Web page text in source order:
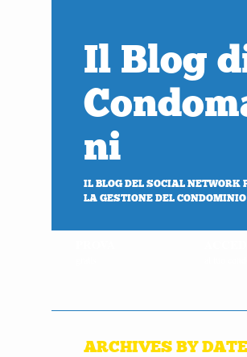
Il Blog
ni
IL BLOG DEL SOCIAL NETWORK
LA GESTIONE DEL CONDOMINIO
ARCHIVES BY DATE